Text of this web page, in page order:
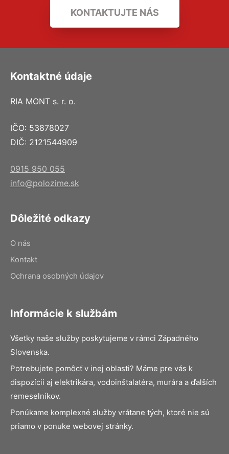
KONTAKTUJTE NÁS
Kontaktné údaje
RIA MONT s. r. o.
IČO: 53878027
DIČ: 2121544909
0915 950 055
info@polozime.sk
Dôležité odkazy
O nás
Kontakt
Ochrana osobných údajov
Informácie k službám
Všetky naše služby poskytujeme v rámci Západného
Slovenska.
Potrebujete pomôcť v inej oblasti? Máme pre vás k
dispozícii aj elektrikára, vodoinštalatéra, murára a ďalších
remeselníkov.
Ponúkame komplexné služby vrátane tých, ktoré nie sú
priamo v ponuke webovej stránky.